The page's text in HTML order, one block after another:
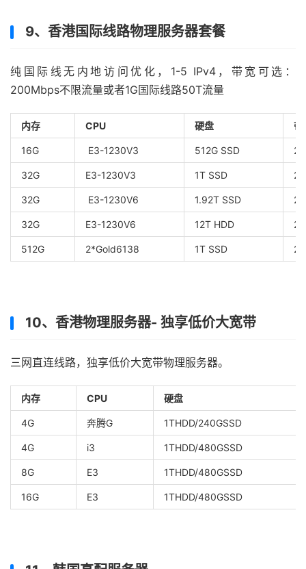
9、香港国际线路物理服务器套餐
纯国际线无内地访问优化，1-5 IPv4，带宽可选：
200Mbps不限流量或者1G国际线路50T流量
内存 CPU 硬盘 带
16G E3-1230V3 512G SSD
32G E3-1230V3 1T SSD
32G E3-1230V6 1.92T SSD
32G E3-1230V6 12T HDD
512G 2*Gold6138 1T SSD
10、香港物理服务器- 独享低价大宽带
三网直连线路，独享低价大宽带物理服务器。
内存 CPU 硬盘
4G 奔腾G 1THDD/240GSSD
4G i3 1THDD/480GSSD
8G E3 1THDD/480GSSD
16G E3 1THDD/480GSSD